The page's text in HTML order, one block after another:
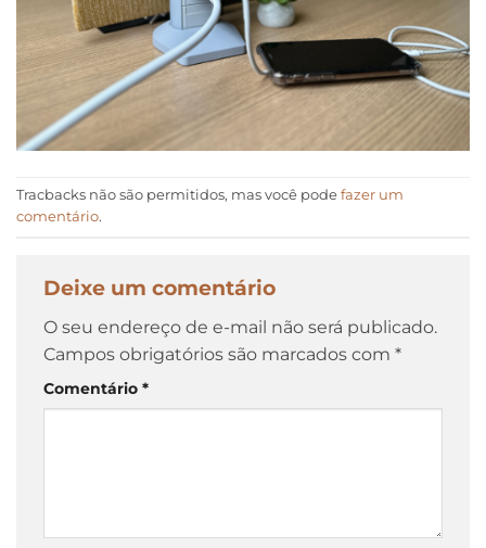
Tracbacks não são permitidos, mas você pode fazer um
comentário.
Deixe um comentário
O seu endereço de e-mail não será publicado.
Campos obrigatórios são marcados com *
Comentário *